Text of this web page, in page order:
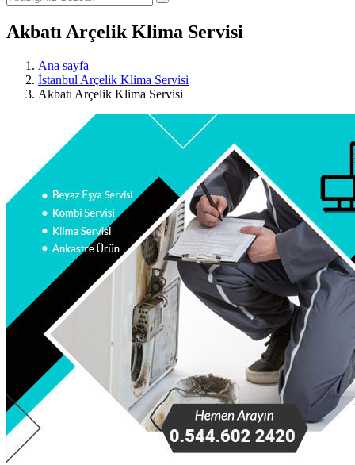
Akbatı Arçelik Klima Servisi
Ana sayfa
İstanbul Arçelik Klima Servisi
Akbatı Arçelik Klima Servisi